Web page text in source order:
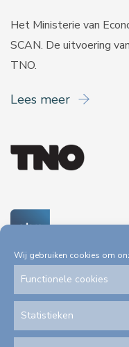
Wij gebruiken cookies om
Functionele cookies
Statistieken
Het Ministerie van
SCAN. De uitvoering
TNO.
Lees meer